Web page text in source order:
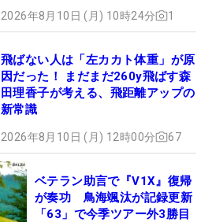
2026年8月10日 (月) 10時24分 1
飛ばない人は「左カカト体重」が原
因だった！ まだまだ260y飛ばす森
田理香子が考える、飛距離アップの
新常識
2026年8月10日 (月) 12時00分 67
ベテラン助言で『V1X』復帰
が奏功 鳥海颯汰が記録更新
「63」で今季ツアー外3勝目